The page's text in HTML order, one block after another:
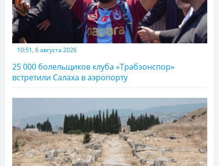
10:51, 6 августа 2026
25 000 болельщиков клуба «Трабзонспор»
встретили Салаха в аэропорту